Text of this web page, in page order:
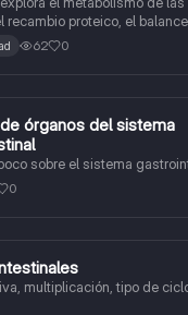
recambio proteico, el
catabolismo y anabolismo de
y el ciclo del nitrógeno.
62 0
órganos del sistema
sobre el sistema
0
tipo de ciclo se viday